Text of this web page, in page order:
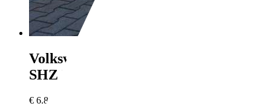
Volkswagen Golf
SHZ PDC Modelljahr 2014
€ 6.895,-